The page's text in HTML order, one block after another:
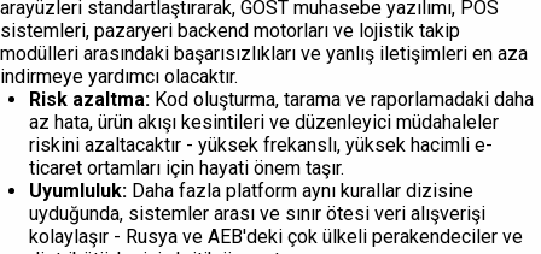
arayüzleri standartlaştırarak, GOST muhasebe yazılımı, POS
sistemleri, pazaryeri backend motorları ve lojistik takip
modülleri arasındaki başarısızlıkları ve yanlış iletişimleri en aza
indirmeye yardımcı olacaktır.
Risk azaltma: Kod oluşturma, tarama ve raporlamadaki daha
az hata, ürün akışı kesintileri ve düzenleyici müdahaleler
riskini azaltacaktır - yüksek frekanslı, yüksek hacimli e-
ticaret ortamları için hayati önem taşır.
Uyumluluk: Daha fazla platform aynı kurallar dizisine
uyduğunda, sistemler arası ve sınır ötesi veri alışverişi
kolaylaşır - Rusya ve AEB'deki çok ülkeli perakendeciler ve